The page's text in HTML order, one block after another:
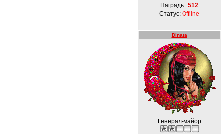
Награды: 512
Статус: Offline
Dinara
Генерал-майор